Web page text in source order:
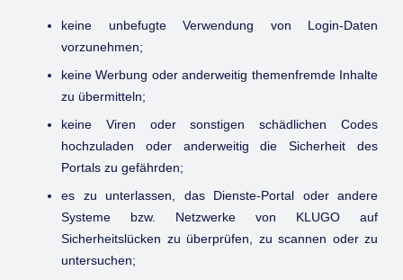
keine unbefugte Verwendung von Login-Daten
vorzunehmen;
keine Werbung oder anderweitig themenfremde Inhalte
zu übermitteln;
keine Viren oder sonstigen schädlichen Codes
hochzuladen oder anderweitig die Sicherheit des
Portals zu gefährden;
es zu unterlassen, das Dienste-Portal oder andere
Systeme bzw. Netzwerke von KLUGO auf
Sicherheitslücken zu überprüfen, zu scannen oder zu
untersuchen;